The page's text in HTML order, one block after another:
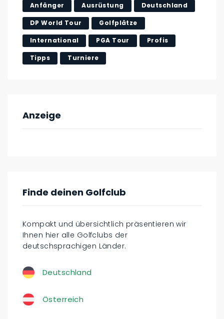
Anfänger Ausrüstung Deutschland
DP World Tour Golfplätze
International PGA Tour Profis
Tipps Turniere
Anzeige
Finde deinen Golfclub
Kompakt und übersichtlich präsentieren wir
Ihnen hier alle Golfclubs der
deutschsprachigen Länder.
Deutschland
Österreich